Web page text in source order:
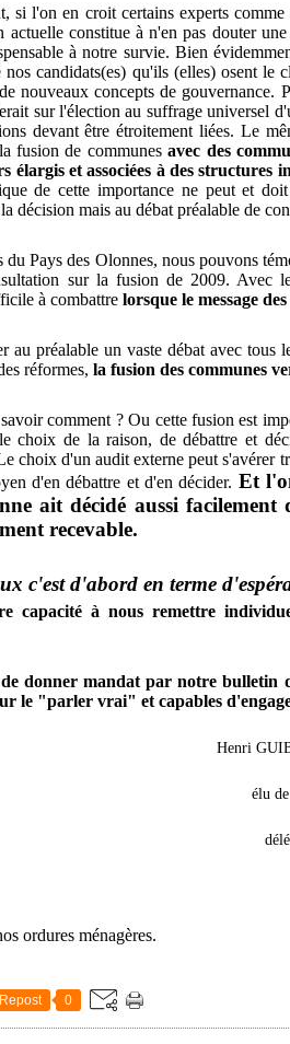
si l'on en croit certains experts
actuelle constitue à n'en pas douter
à notre survie. Bien
nos candidats(es) qu'ils (elles) osent
nouveaux concepts de gouvernance.
sur l'élection au suffrage universel
devant être étroitement liées. Le
fusion de communesavec des
et associées à des structures
de cette importance ne peut et
décision mais au débat préalable de
du Pays des Olonnes, nous pouvons
sur la fusion de 2009. Avec
à combattrelorsque le message
au préalable un vaste débat avec tous
réformes,la fusion des communes
comment ? Ou cette fusion est
choix de la raison, de débattre et
choix d'un audit externe peut s'avérer
d'en débattre et d'en décider. Et
ait décidé aussi
recevable.
c'est d'abord en terme
capacité à nous remettre
donner mandat par notre bulletin
le "parler vrai" et capables
Henri
élu
ordures ménagères.
Repost 0